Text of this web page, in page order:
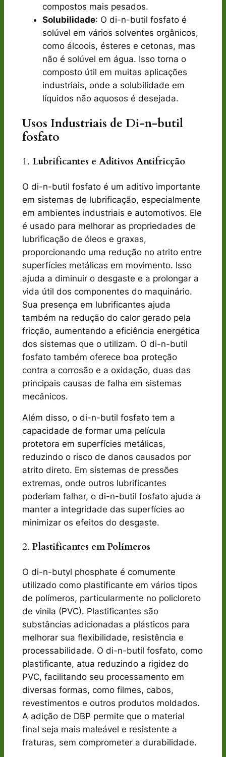
compostos mais pesados.
Solubilidade: O di-n-butil fosfato é
solúvel em vários solventes orgânicos,
como álcoois, ésteres e cetonas, mas
não é solúvel em água. Isso torna o
composto útil em muitas aplicações
industriais, onde a solubilidade em
líquidos não aquosos é desejada.
Usos Industriais de Di-n-butil
fosfato
1. Lubrificantes e Aditivos Antifricção
O di-n-butil fosfato é um aditivo importante
em sistemas de lubrificação, especialmente
em ambientes industriais e automotivos. Ele
é usado para melhorar as propriedades de
lubrificação de óleos e graxas,
proporcionando uma redução no atrito entre
superfícies metálicas em movimento. Isso
ajuda a diminuir o desgaste e a prolongar a
vida útil dos componentes do maquinário.
Sua presença em lubrificantes ajuda
também na redução do calor gerado pela
fricção, aumentando a eficiência energética
dos sistemas que o utilizam. O di-n-butil
fosfato também oferece boa proteção
contra a corrosão e a oxidação, duas das
principais causas de falha em sistemas
mecânicos.
Além disso, o di-n-butil fosfato tem a
capacidade de formar uma película
protetora em superfícies metálicas,
reduzindo o risco de danos causados por
atrito direto. Em sistemas de pressões
extremas, onde outros lubrificantes
poderiam falhar, o di-n-butil fosfato ajuda a
manter a integridade das superfícies ao
minimizar os efeitos do desgaste.
2. Plastificantes em Polímeros
O di-n-butyl phosphate é comumente
utilizado como plastificante em vários tipos
de polímeros, particularmente no policloreto
de vinila (PVC). Plastificantes são
substâncias adicionadas a plásticos para
melhorar sua flexibilidade, resistência e
processabilidade. O di-n-butil fosfato, como
plastificante, atua reduzindo a rigidez do
PVC, facilitando seu processamento em
diversas formas, como filmes, cabos,
revestimentos e outros produtos moldados.
A adição de DBP permite que o material
final seja mais maleável e resistente a
fraturas, sem comprometer a durabilidade.